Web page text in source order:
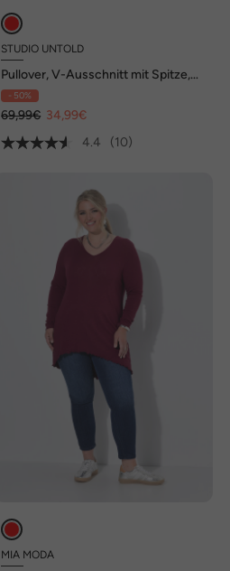
STUDIO UNTOLD
Pullover, V-Ausschnitt mit Spitze,
weiter Langarm
- 50%
69,99€ 34,99€
4.4
(10)
MIA MODA